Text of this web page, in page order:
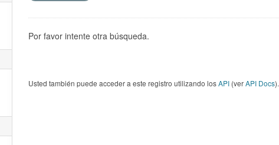
Por favor intente otra búsqueda.
Usted también puede acceder a este registro utilizando losAPI (verAPI Docs).